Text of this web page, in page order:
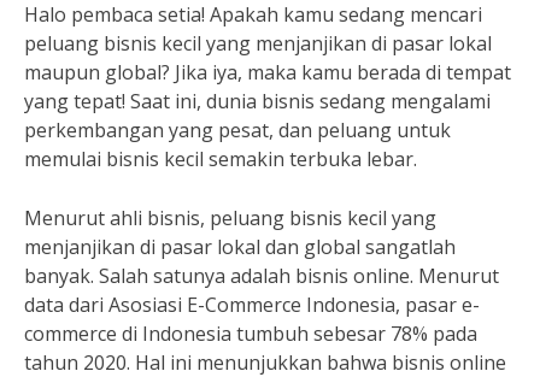
Halo pembaca setia! Apakah kamu sedang mencari
peluang bisnis kecil yang menjanjikan di pasar lokal
maupun global? Jika iya, maka kamu berada di tempat
yang tepat! Saat ini, dunia bisnis sedang mengalami
perkembangan yang pesat, dan peluang untuk
memulai bisnis kecil semakin terbuka lebar.
Menurut ahli bisnis, peluang bisnis kecil yang
menjanjikan di pasar lokal dan global sangatlah
banyak. Salah satunya adalah bisnis online. Menurut
data dari Asosiasi E-Commerce Indonesia, pasar e-
commerce di Indonesia tumbuh sebesar 78% pada
tahun 2020. Hal ini menunjukkan bahwa bisnis online